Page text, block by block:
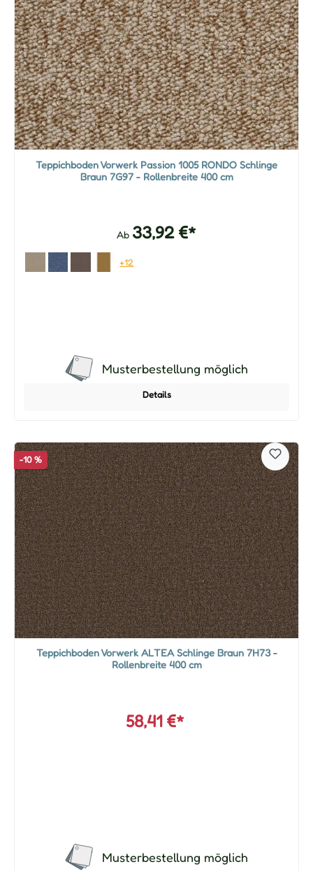
Teppichboden Vorwerk Passion 1005 RONDO Schlinge
Braun 7G97 - Rollenbreite 400 cm
Ab 33,92 €*
+12
Musterbestellung möglich
Details
-10 %
Teppichboden Vorwerk ALTEA Schlinge Braun 7H73 -
Rollenbreite 400 cm
58,41 €*
Musterbestellung möglich